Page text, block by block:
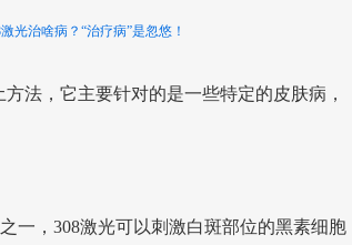
光治啥病？“治疗病”是忽悠！
法，它主要针对的是一些特定的皮肤病，
一，308激光可以刺激白斑部位的黑素细胞